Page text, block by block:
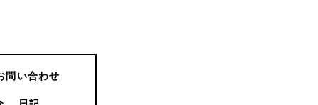
問い合わせ